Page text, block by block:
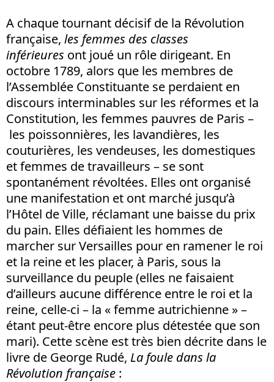
A chaque tournant décisif de la Révolution
française, les femmes des classes
inférieures ont joué un rôle dirigeant. En
octobre 1789, alors que les membres de
l’Assemblée Constituante se perdaient en
discours interminables sur les réformes et la
Constitution, les femmes pauvres de Paris –
les poissonnières, les lavandières, les
couturières, les vendeuses, les domestiques
et femmes de travailleurs – se sont
spontanément révoltées. Elles ont organisé
une manifestation et ont marché jusqu’à
l’Hôtel de Ville, réclamant une baisse du prix
du pain. Elles défiaient les hommes de
marcher sur Versailles pour en ramener le roi
et la reine et les placer, à Paris, sous la
surveillance du peuple (elles ne faisaient
d’ailleurs aucune différence entre le roi et la
reine, celle-ci – la « femme autrichienne » –
étant peut-être encore plus détestée que son
mari). Cette scène est très bien décrite dans le
livre de George Rudé, La foule dans la
Révolution française :